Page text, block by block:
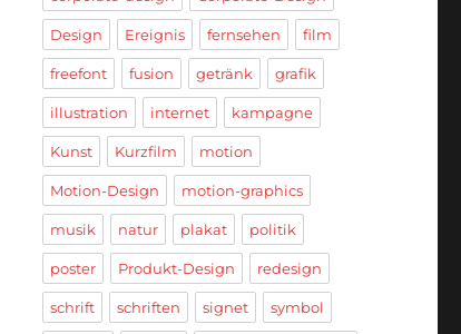
Design Ereignis fernsehen film
freefont fusion getränk grafik
illustration internet kampagne
Kunst Kurzfilm motion
Motion-Design motion-graphics
musik natur plakat politik
poster Produkt-Design redesign
schrift schriften signet symbol